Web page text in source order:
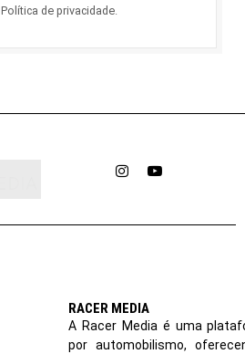
Política de privacidade.
InstagramYouTube
RACER MEDIA
A Racer Media é uma
por automobilismo,